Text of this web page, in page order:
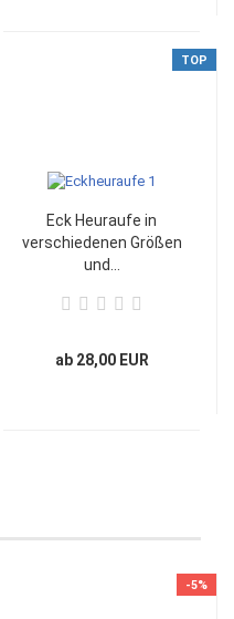
TOP
Eck Heuraufe in
verschiedenen Größen
und...
ab 28,00 EUR
-5%